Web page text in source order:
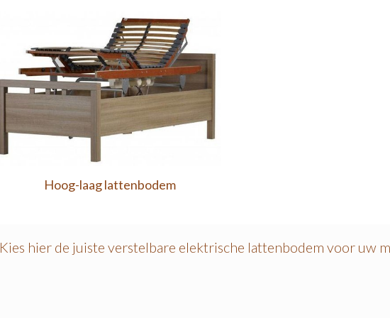
Hoog-laag lattenbodem
Kies hier de juiste verstelbare elektrische lattenbodem voor uw